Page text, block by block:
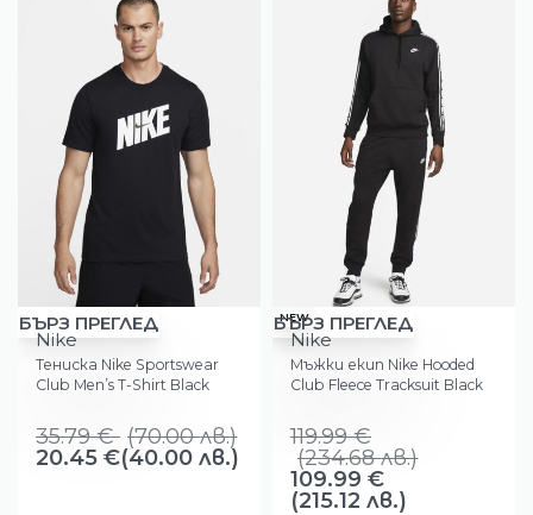
-43%
БЪРЗ ПРЕГЛЕД
Nike
Тениска Nike Sportswear
Club Men’s T-Shirt Black
35.79€ (70.00лв.)
20.45 €(40.00 лв.)
-8%
NEW
БЪРЗ ПРЕГЛЕД
Nike
Мъжки екип Nike Hooded
Club Fleece Тracksuit Black
119.99€
(234.68лв.)
109.99 €
(215.12 лв.)